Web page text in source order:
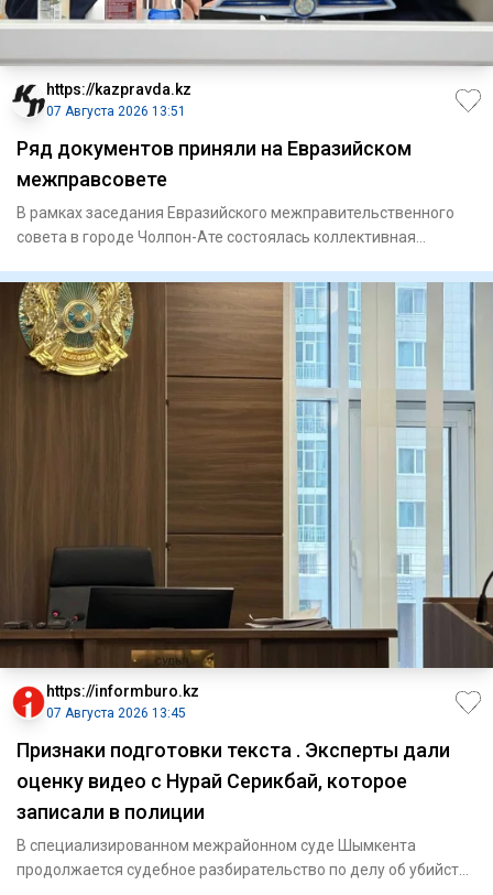
https://kazpravda.kz
07 Августа 2026 13:51
Ряд документов приняли на Евразийском
межправсовете
В рамках заседания Евразийского межправительственного
совета в городе Чолпон-Ате состоялась коллективная
https://informburo.kz
07 Августа 2026 13:45
Признаки подготовки текста . Эксперты дали
оценку видео с Нурай Серикбай, которое
записали в полиции
В специализированном межрайонном суде Шымкента
продолжается судебное разбирательство по делу об убийстве